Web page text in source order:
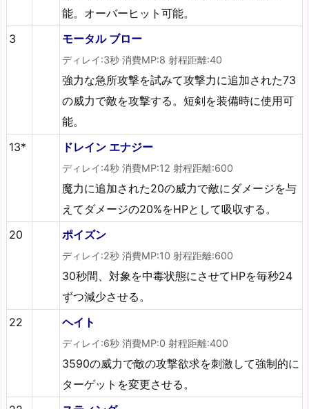
能。オーバーヒット可能。
3
モータル ブロー
ディレイ:3秒 消費MP:8 射程距離:40
強力な急所攻撃を試みて攻撃力に追加された73
の威力で敵を攻撃する。短剣を装備時に使用可
能。
13*
ドレイン エナジー
ディレイ:4秒 消費MP:12 射程距離:600
魔力に追加された20の威力で敵にダメージを与
えてダメージの20%をHPとして吸収する。
20
ポイズン
ディレイ:2秒 消費MP:10 射程距離:600
30秒間、対象を中毒状態にさせてHPを毎秒24
ずつ減少させる。
22
ヘイト
ディレイ:6秒 消費MP:0 射程距離:400
3590の威力で敵の攻撃欲求を刺激して強制的に
ターゲットを変更させる。